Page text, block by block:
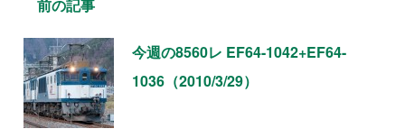
前の記事
今週の8560レ EF64-1042+EF64-
1036（2010/3/29）